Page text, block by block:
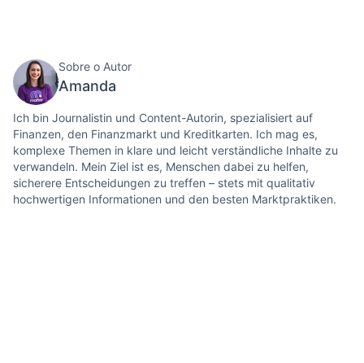
Sobre o Autor
Amanda
Ich bin Journalistin und Content-Autorin, spezialisiert auf
Finanzen, den Finanzmarkt und Kreditkarten. Ich mag es,
komplexe Themen in klare und leicht verständliche Inhalte zu
verwandeln. Mein Ziel ist es, Menschen dabei zu helfen,
sicherere Entscheidungen zu treffen – stets mit qualitativ
hochwertigen Informationen und den besten Marktpraktiken.